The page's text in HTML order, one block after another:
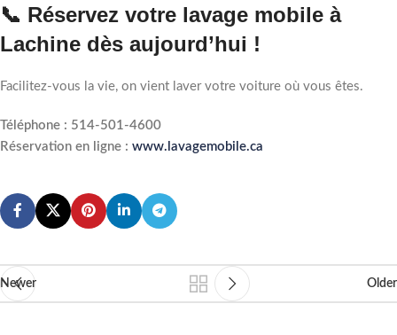
📞 Réservez votre lavage mobile à
Lachine dès aujourd’hui !
Facilitez-vous la vie, on vient laver votre voiture où vous êtes.
Téléphone : 514-501-4600
Réservation en ligne : www.lavagemobile.ca
Newer Older